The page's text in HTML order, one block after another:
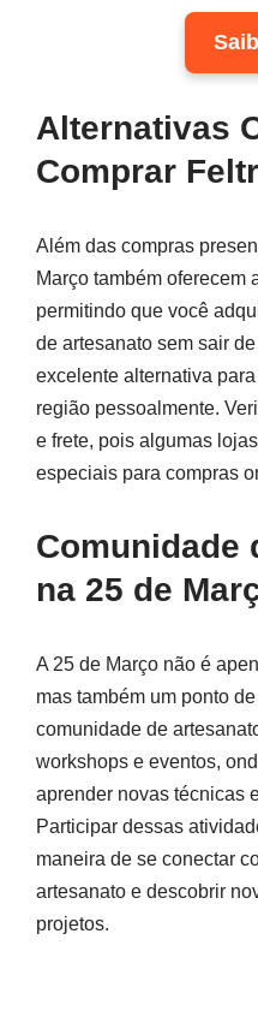
Alternativas
Comprar
Além das compras
Março também oferecem
permitindo que você
de artesanato sem sair
excelente alternativa
região pessoalmente.
e frete, pois algumas
especiais para compras
Comunidade
na 25 de
A 25 de Março não é
mas também um ponto
comunidade de
workshops e eventos,
aprender novas técnicas
Participar dessas
maneira de se conectar
artesanato e descobrir
projetos.